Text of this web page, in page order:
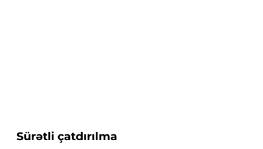
Sürətli çatdırılma